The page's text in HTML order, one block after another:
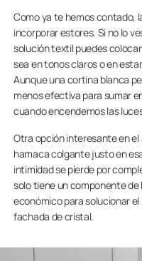
Como ya te hemos contado,
incorporar estores. Si no lo
solución textil puedes
sea en tonos claros o en
Aunque una cortina blanca
menos efectiva para sumar
cuando encendemos las
Otra opción interesante en
hamaca colgante justo en
intimidad se pierde por
solo tiene un componente
económico para solucionar
fachada de cristal.